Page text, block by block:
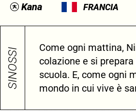
Kana FRANCIA
SINOSSI
Come ogni mattina,
colazione e si
scuola. E, come ogni
mondo in cui vive è